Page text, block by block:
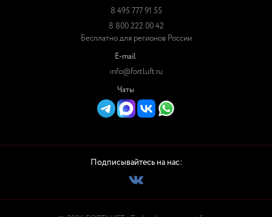
8 495 777 91 55
8 800 222 00 42
Бесплатно для регионов России
E-mail
info@fortluft.ru
Чаты
Подписывайтесь на нас: